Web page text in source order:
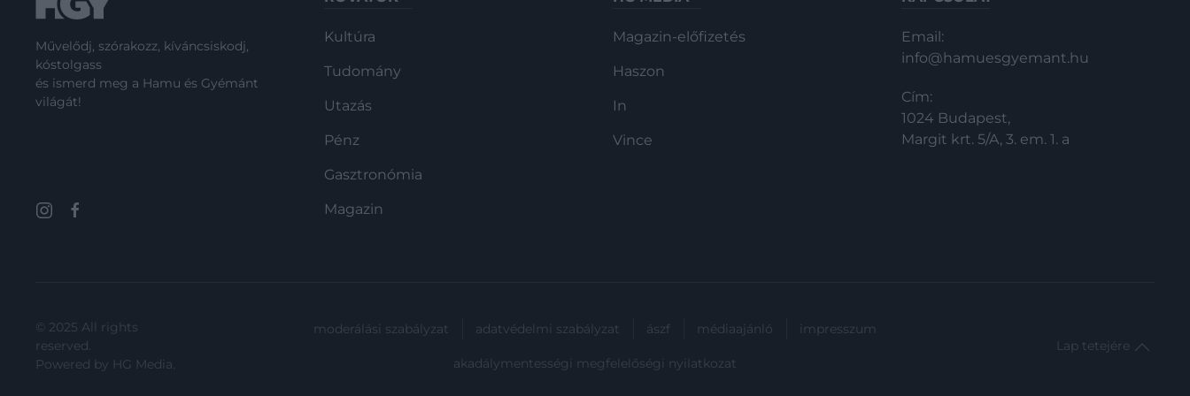
Művelődj, szórakozz, kíváncsiskodj,
kóstolgass
és ismerd meg a Hamu és Gyémánt
világát!
Kultúra
Tudomány
Utazás
Pénz
Gasztronómia
Magazin
Magazin-előfizetés
Haszon
In
Vince
Email:
info@hamuesgyemant.hu
Cím:
1024 Budapest,
Margit krt. 5/A, 3. em. 1. a
© 2025 All rights
reserved.
Powered by HG Media.
moderálási szabályzat adatvédelmi szabályzat ászf médiaajánló impresszum
akadálymentességi megfelelőségi nyilatkozat
Lap tetejére